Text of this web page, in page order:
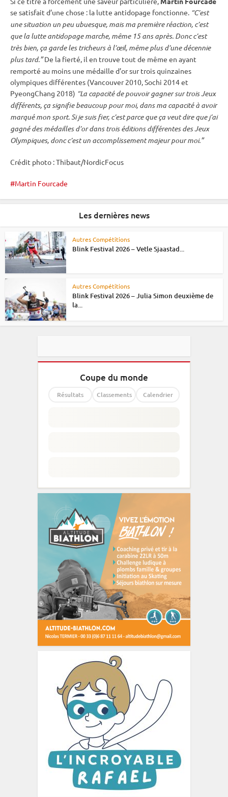
se satisfait d’une chose : la lutte antidopage fonctionne. “C’est
une situation un peu ubuesque, mais ma première réaction, c’est
que la lutte antidopage marche, même 15 ans après. Donc c’est
très bien, ça garde les tricheurs à l’œil, même plus d’une décennie
plus tard.”De la fierté, il en trouve tout de même en ayant
remporté au moins une médaille d’or sur trois quinzaines
olympiques différentes (Vancouver 2010, Sochi 2014 et
PyeongChang 2018) “La capacité de pouvoir gagner sur trois Jeux
différents, ça signifie beaucoup pour moi, dans ma capacité à avoir
marqué mon sport. Si je suis fier, c’est parce que ça veut dire que j’ai
gagné des médailles d’or dans trois éditions différentes desJeux
Olympiques, donc c’est un accomplissement majeur pour moi.”
Crédit photo : Thibaut/NordicFocus
Martin Fourcade
Les dernières news
Autres Compétitions
Blink Festival 2026 – Vetle Sjaastad...
Autres Compétitions
Blink Festival 2026 – Julia Simon deuxième de
la...
Coupe du monde
Résultats Classements Calendrier